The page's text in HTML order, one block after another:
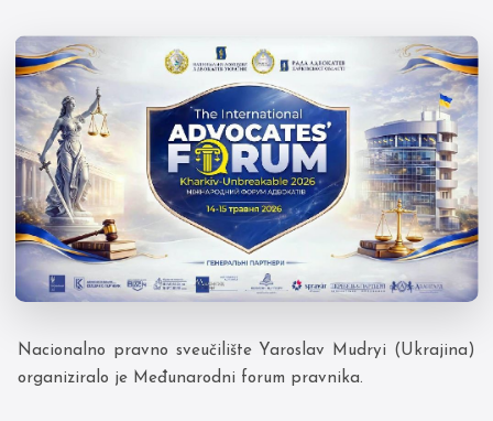
Nacionalno pravno sveučilište Yaroslav Mudryi (Ukrajina)
organiziralo je Međunarodni forum pravnika.